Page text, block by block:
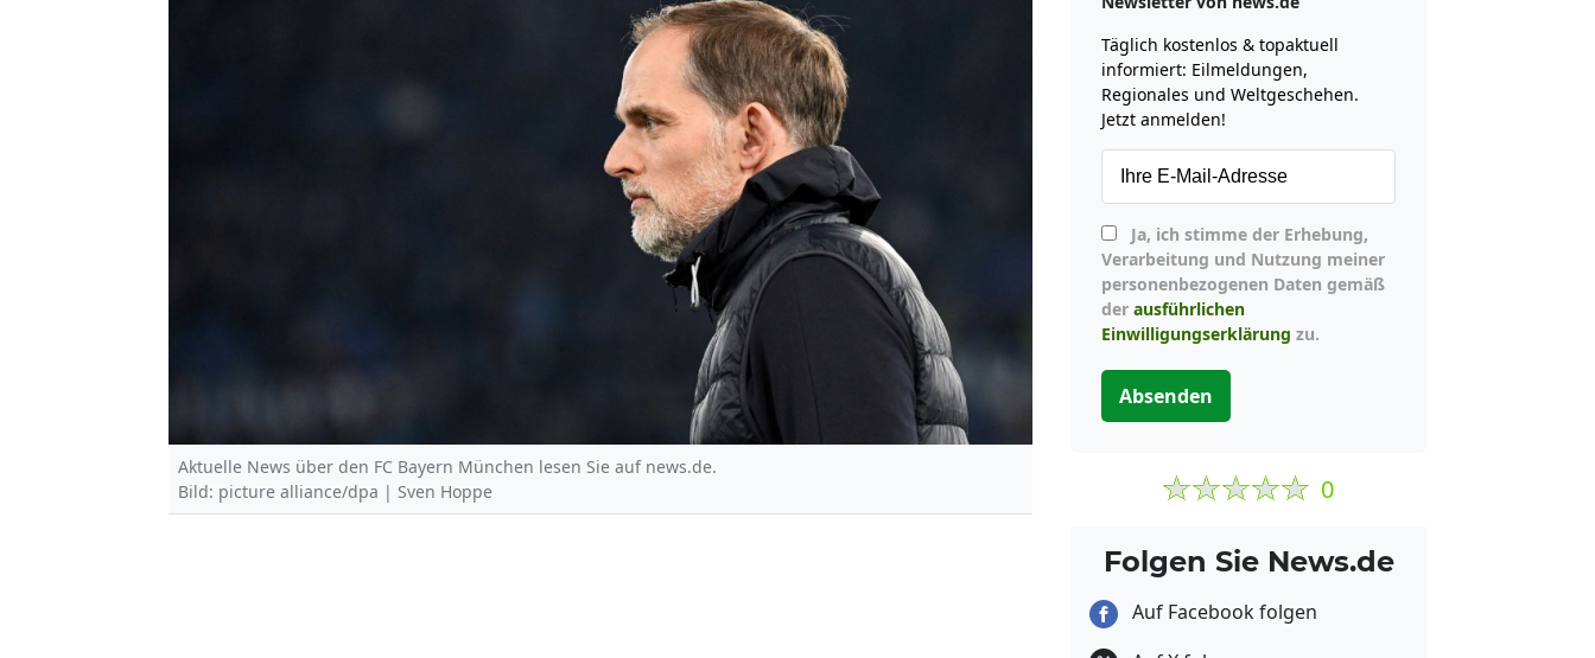
Aktuelle News über den FC Bayern München lesen Sie auf news.de.
Bild: picture alliance/dpa | Sven Hoppe
Täglich kostenlos & topaktuell
informiert: Eilmeldungen,
Regionales und Weltgeschehen.
Jetzt anmelden!
Verarbeitung und Nutzung meiner
personenbezogenen Daten gemäß
der ausführlichen
Einwilligungserklärung zu.
Absenden
0
Folgen Sie News.de
Auf Facebook folgen